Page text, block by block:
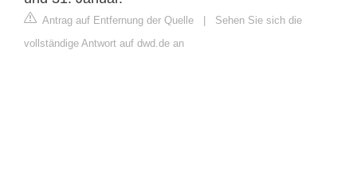
Antrag auf Entfernung der Quelle | Sehen Sie sich die
vollständige Antwort auf dwd.de an